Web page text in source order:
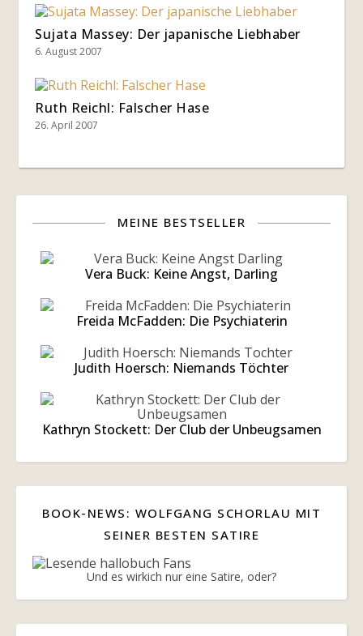
Sujata Massey: Der japanische Liebhaber
6. August 2007
Ruth Reichl: Falscher Hase
26. April 2007
MEINE BESTSELLER
Vera Buck: Keine Angst, Darling
Freida McFadden: Die Psychiaterin
Judith Hoersch: Niemands Töchter
Kathryn Stockett: Der Club der Unbeugsamen
BOOK-NEWS: WOLFGANG SCHORLAU MIT
SEINER BESTEN SATIRE
Und es wirkich nur eine Satire, oder?